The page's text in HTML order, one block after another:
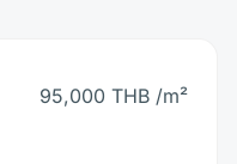
95,000 THB /m²